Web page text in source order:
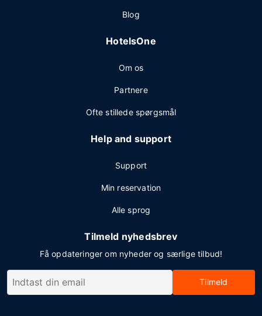
Blog
HotelsOne
Om os
Partnere
Ofte stillede spørgsmål
Help and support
Support
Min reservation
Alle sprog
Tilmeld nyhedsbrev
Få opdateringer om nyheder og særlige tilbud!
Tilmeld